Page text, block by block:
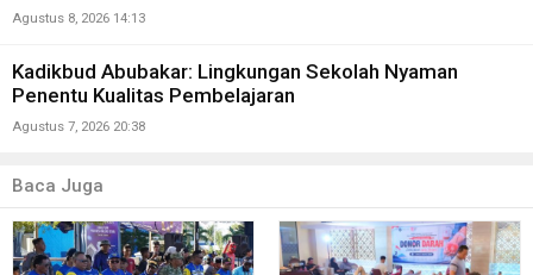
Agustus 8, 2026 14:13
Kadikbud Abubakar: Lingkungan Sekolah Nyaman
Penentu Kualitas Pembelajaran
Agustus 7, 2026 20:38
Baca Juga